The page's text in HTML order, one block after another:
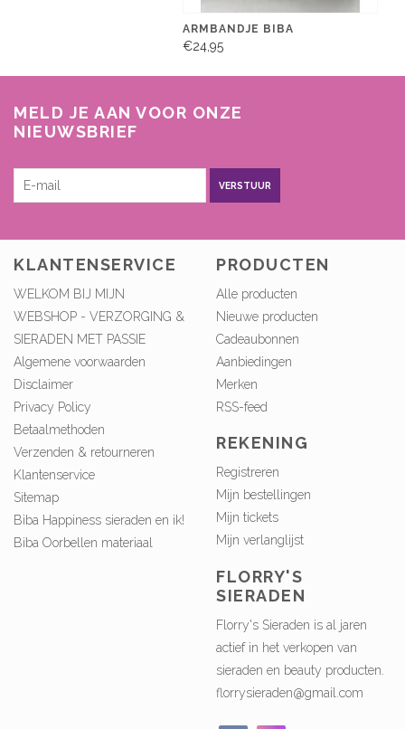
ARMBANDJE BIBA
€24,95
MELD JE AAN VOOR ONZE
NIEUWSBRIEF
VERSTUUR
KLANTENSERVICE
WELKOM BIJ MIJN
WEBSHOP - VERZORGING &
SIERADEN MET PASSIE
Algemene voorwaarden
Disclaimer
Privacy Policy
Betaalmethoden
Verzenden & retourneren
Klantenservice
Sitemap
Biba Happiness sieraden en ik!
Biba Oorbellen materiaal
PRODUCTEN
Alle producten
Nieuwe producten
Cadeaubonnen
Aanbiedingen
Merken
RSS-feed
REKENING
Registreren
Mijn bestellingen
Mijn tickets
Mijn verlanglijst
FLORRY'S
SIERADEN
Florry's Sieraden is al jaren
actief in het verkopen van
sieraden en beauty producten.
florrysieraden@gmail.com